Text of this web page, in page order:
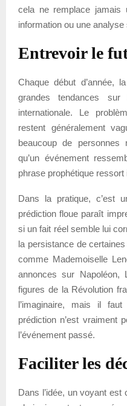
cela ne remplace jamais
information ou une
Entrevoir le
Chaque début d’année,
grandes tendances
internationale. Le
restent généralement
beaucoup de personnes
qu’un événement
phrase prophétique
Dans la pratique, c’est
prédiction floue paraît
si un fait réel semble lui
la persistance de
comme Mademoiselle
annonces sur Napoléon,
figures de la Révolution
l’imaginaire, mais il
prédiction n’est vraiment
l’événement passé.
Faciliter les
Dans l’idée, un voyant est